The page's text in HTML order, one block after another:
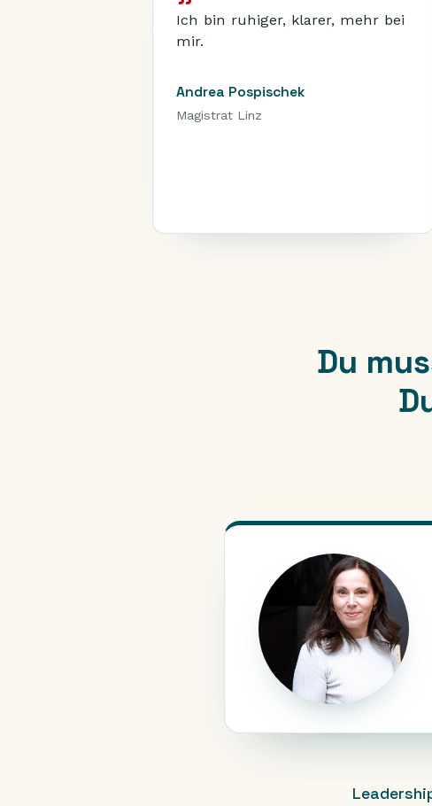
Ich bin ruhiger, klarer, mehr bei
mir.
Andrea Pospischek
Magistrat Linz
Du